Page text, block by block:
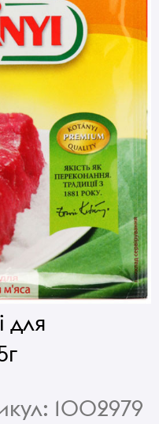
для
1002979